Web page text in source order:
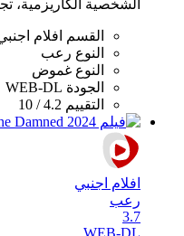
الشخصية الكاريزمية،
القسم
افلام
النوع رعب
النوع غموض
الجودة WEB-DL
التقييم 4.2 / 10
افلام اجنبي
رعب
3.7
WEB-DL